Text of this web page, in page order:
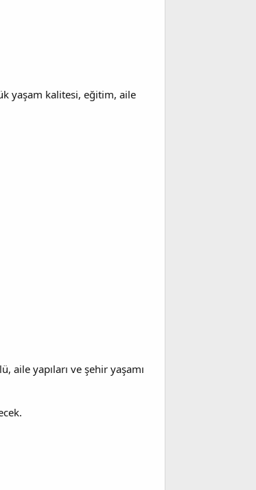
yaşam kalitesi, eğitim, aile
aile yapıları ve şehir yaşamı